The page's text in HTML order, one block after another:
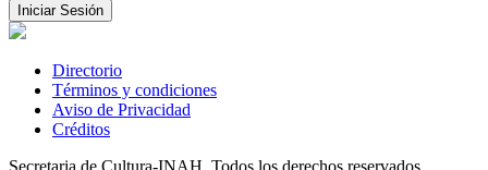
Iniciar Sesión
Directorio
Términos y condiciones
Aviso de Privacidad
Créditos
Secretaria de Cultura-INAH. Todos los derechos reservados.